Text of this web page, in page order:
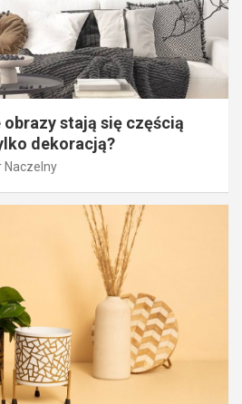
stają się częścią
dekoracją?
Naczelny